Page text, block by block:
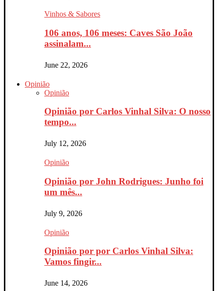
Vinhos & Sabores
106 anos, 106 meses: Caves São João
assinalam...
June 22, 2026
Opinião
Opinião
Opinião por Carlos Vinhal Silva: O nosso
tempo...
July 12, 2026
Opinião
Opinião por John Rodrigues: Junho foi
um mês...
July 9, 2026
Opinião
Opinião por por Carlos Vinhal Silva:
Vamos fingir...
June 14, 2026